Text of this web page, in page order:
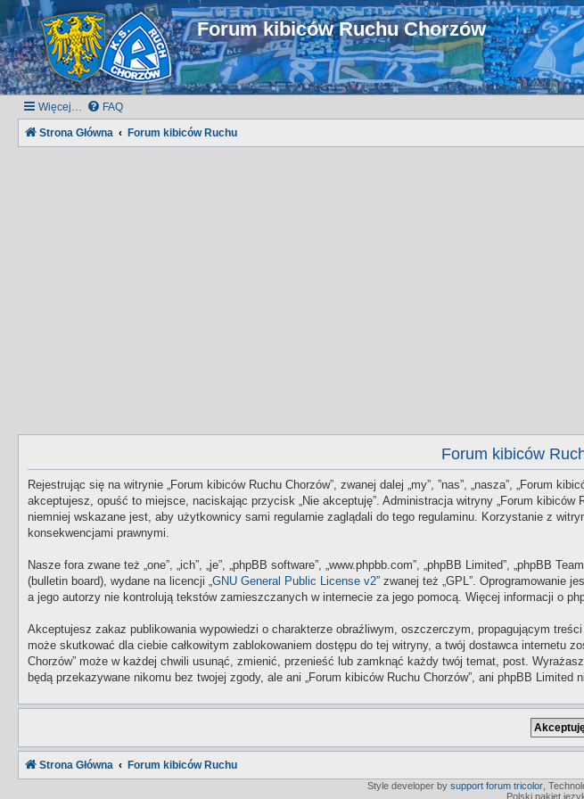
Forum kibiców Ruchu Chorzów
Więcej… FAQ
Strona Główna Forum kibiców Ruchu
Forum kibiców
Rejestrując się na witrynie „Forum kibiców Ruchu Chorzów”, zwanej dalej „my”, ”nas”, „nasza”, „Forum
akceptujesz, opuść to miejsce, naciskając przycisk „Nie akceptuję”. Administracja witryny „Forum
niemniej wskazane jest, aby użytkownicy sami regularnie zaglądali do tego regulaminu. Korzystanie z
konsekwencjami prawnymi.
Nasze fora zwane też „one”, „ich”, „je”, „phpBB software”, „www.phpbb.com”, „phpBB Limited”,
(bulletin board), wydane na licencji „GNU General Public License v2” zwanej też „GPL”. Oprogramowanie
a jego autorzy nie kontrolują tekstów zamieszczanych w internecie za jego pomocą. Więcej informacji o
Akceptujesz zakaz publikowania wypowiedzi o charakterze obraźliwym, oszczerczym, propagującym
może skutkować dla ciebie całkowitym zablokowaniem dostępu do tej witryny, a twój dostawca internetu
Chorzów” może w każdej chwili usunąć, zmienić, przenieść lub zamknąć każdy twój temat, post.
będą przekazywane nikomu bez twojej zgody, ale ani „Forum kibiców Ruchu Chorzów”, ani phpBB
Strona Główna Forum kibiców Ruchu
Style developer by support forum tricolor
Polski pakiet